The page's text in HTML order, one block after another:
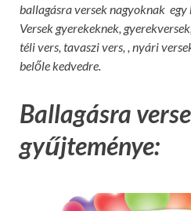
ballagásra versek nagyoknak egy
Versek gyerekeknek,
téli vers, tavaszi vers, , nyári
belőle kedvedre.
Ballagásra
gyűjteménye: